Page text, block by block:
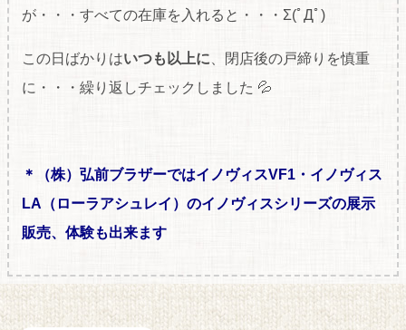
が・・・すべての在庫を入れると・・・Σ(ﾟДﾟ)
この日ばかりはいつも以上に 、閉店後の戸締りを慎重
に・・・繰り返しチェックしました 💦
＊（株）弘前ブラザーではイノヴィスVF1・イノヴィス
LA（ローラアシュレイ）のイノヴィスシリーズの展示
販売、体験も出来ます